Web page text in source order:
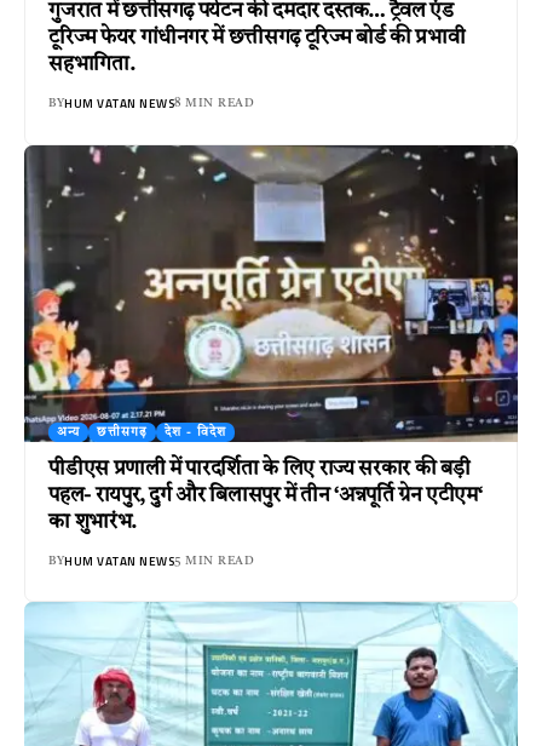
गुजरात में छत्तीसगढ़ पर्यटन की दमदार दस्तक… ट्रैवल एंड
टूरिज्म फेयर गांधीनगर में छत्तीसगढ़ टूरिज्म बोर्ड की प्रभावी
सहभागिता.
BYHUM VATAN NEWS8 MIN READ
अन्य छत्तीसगढ़ देश - विदेश
पीडीएस प्रणाली में पारदर्शिता के लिए राज्य सरकार की बड़ी
पहल- रायपुर, दुर्ग और बिलासपुर में तीन ‘अन्नपूर्ति ग्रेन एटीएम‘
का शुभारंभ.
BYHUM VATAN NEWS5 MIN READ